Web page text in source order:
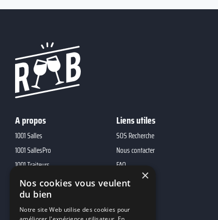
A propos
1001 Salles
1001 SallesPro
1001 Traiteurs
1001 DJ
10h01
MP2
Liens utiles
SOS Recherche
Nous contacter
FAQ
×
Nos cookies vous veulent
du bien
Notre site Web utilise des cookies pour